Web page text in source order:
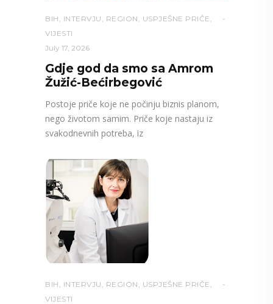
BIH INTERVJU REGION USPJEŠNE PRIČE
VIJESTI
July 17, 2026
Gdje god da smo sa Amrom
Žužić-Bećirbegović
Postoje priče koje ne počinju biznis planom,
nego životom samim. Priče koje nastaju iz
svakodnevnih potreba, iz
BIH INTERVJU REGION USPJEŠNE PRIČE
VIJESTI